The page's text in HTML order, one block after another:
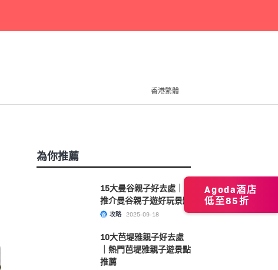
香港繁體
為你推薦
15大曼谷親子好去處｜
推介曼谷親子遊好玩景點
攻略 2025-09-18
10大芭堤雅親子好去處
｜熱門芭堤雅親子遊景點
推薦
Agoda酒店
低至85折